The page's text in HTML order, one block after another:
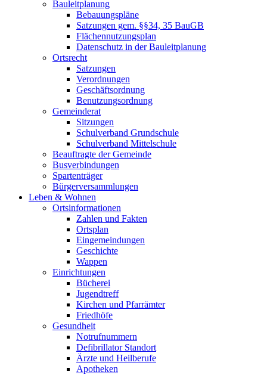
Bauleitplanung
Bebauungspläne
Satzungen gem. §§34, 35 BauGB
Flächennutzungsplan
Datenschutz in der Bauleitplanung
Ortsrecht
Satzungen
Verordnungen
Geschäftsordnung
Benutzungsordnung
Gemeinderat
Sitzungen
Schulverband Grundschule
Schulverband Mittelschule
Beauftragte der Gemeinde
Busverbindungen
Spartenträger
Bürgerversammlungen
Leben & Wohnen
Ortsinformationen
Zahlen und Fakten
Ortsplan
Eingemeindungen
Geschichte
Wappen
Einrichtungen
Bücherei
Jugendtreff
Kirchen und Pfarrämter
Friedhöfe
Gesundheit
Notrufnummern
Defibrillator Standort
Ärzte und Heilberufe
Apotheken